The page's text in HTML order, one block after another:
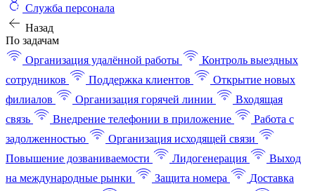
Служба персонала
Назад
По задачам
Организация удалённой работы
Контроль выездных
сотрудников
Поддержка клиентов
Открытие новых
филиалов
Организация горячей линии
Входящая
связь
Внедрение телефонии в приложение
Работа с
задолженностью
Организация исходящей связи
Повышение дозваниваемости
Лидогенерация
Выход
на международные рынки
Защита номера
Доставка